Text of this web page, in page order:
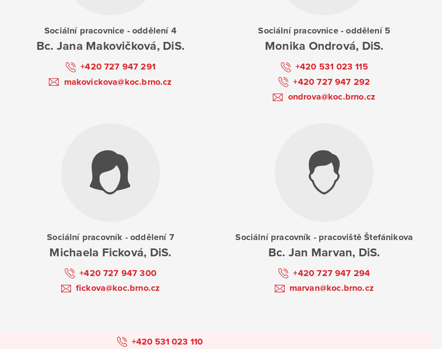
Sociální pracovnice - oddělení 4
Bc. Jana Makovičková, DiS.
+420 727 947 291
makovickova@koc.brno.cz
Sociální pracovnice - oddělení 5
Monika Ondrová, DiS.
+420 531 023 115
+420 727 947 292
ondrova@koc.brno.cz
Sociální pracovník - oddělení 7
Michaela Ficková, DiS.
+420 727 947 300
fickova@koc.brno.cz
Sociální pracovník - pracoviště Štefánikova
Bc. Jan Marvan, DiS.
+420 727 947 294
marvan@koc.brno.cz
+420 531 023 110